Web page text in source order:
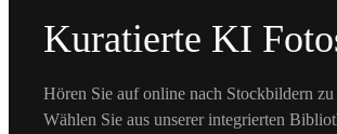
Kuratierte KI
Hören Sie auf online nach Stockbildern zu
Wählen Sie aus unserer integrierten